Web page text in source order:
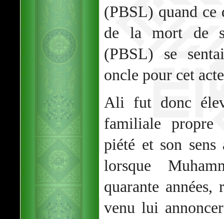
(PBSL) quand ce
de la mort de
(PBSL) se
oncle pour cet
Ali fut donc
familiale propre
piété et son
lorsque
quarante
venu lui